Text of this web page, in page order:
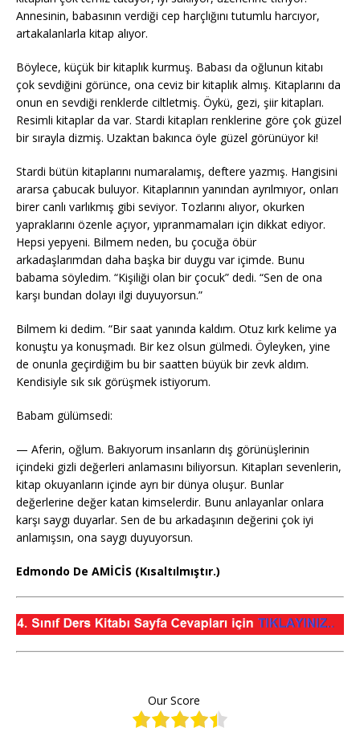
Annesinin, babasının verdiği cep harçlığını tutumlu harcıyor,
artakalanlarla kitap alıyor.
Böylece, küçük bir kitaplık kurmuş. Babası da oğlunun kitabı
çok sevdiğini görünce, ona ceviz bir kitaplık almış. Kitaplarını da
onun en sevdiği renklerde ciltletmiş. Öykü, gezi, şiir kitapları.
Resimli kitaplar da var. Stardi kitapları renklerine göre çok güzel
bir sırayla dizmiş. Uzaktan bakınca öyle güzel görünüyor ki!
Stardi bütün kitaplarını numaralamış, deftere yazmış. Hangisini
ararsa çabucak buluyor. Kitaplarının yanından ayrılmıyor, onları
birer canlı varlıkmış gibi seviyor. Tozlarını alıyor, okurken
yapraklarını özenle açıyor, yıpranmamaları için dikkat ediyor.
Hepsi yepyeni. Bilmem neden, bu çocuğa öbür
arkadaşlarımdan daha başka bir duygu var içimde. Bunu
babama söyledim. “Kişiliği olan bir çocuk” dedi. “Sen de ona
karşı bundan dolayı ilgi duyuyorsun.”
Bilmem ki dedim. “Bir saat yanında kaldım. Otuz kırk kelime ya
konuştu ya konuşmadı. Bir kez olsun gülmedi. Öyleyken, yine
de onunla geçirdiğim bu bir saatten büyük bir zevk aldım.
Kendisiyle sık sık görüşmek istiyorum.
Babam gülümsedi:
— Aferin, oğlum. Bakıyorum insanların dış görünüşlerinin
içindeki gizli değerleri anlamasını biliyorsun. Kitapları sevenlerin,
kitap okuyanların içinde ayrı bir dünya oluşur. Bunlar
değerlerine değer katan kimselerdir. Bunu anlayanlar onlara
karşı saygı duyarlar. Sen de bu arkadaşının değerini çok iyi
anlamışsın, ona saygı duyuyorsun.
Edmondo De AMİCİS (Kısaltılmıştır.)
Our Score